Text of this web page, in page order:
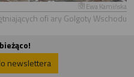
Ewa Kamińska
ofi ary Golgoty Wschodu
newslettera